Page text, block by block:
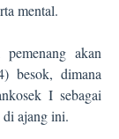
mental.
akan
besok, dimana
I sebagai
di ajang ini.